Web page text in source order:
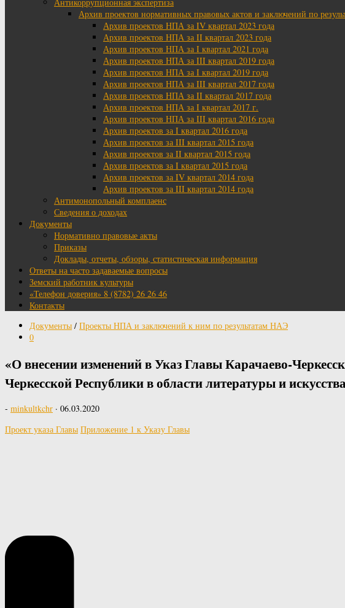
Антикоррупционная экспертиза
Архив проектов нормативных правовых актов и заключений по
Архив проектов НПА за IV квартал 2023 года
Архив проектов НПА за II квартал 2023 года
Архив проектов НПА за I квартал 2021 года
Архив проектов НПА за III квартал 2019 года
Архив проектов НПА за I квартал 2019 года
Архив проектов НПА за III квартал 2017 года
Архив проектов НПА за II квартал 2017 года
Архив проектов НПА за I квартал 2017 г.
Архив проектов НПА за III квартал 2016 года
Архив проектов за I квартал 2016 года
Архив проектов за III квартал 2015 года
Архив проектов за II квартал 2015 года
Архив проектов за I квартал 2015 года
Архив проектов за IV квартал 2014 года
Архив проектов за III квартал 2014 года
Антимонопольный комплаенс
Сведения о доходах
Документы
Нормативно правовые акты
Приказы
Доклады, отчеты, обзоры, статистическая информация
Ответы на часто задаваемые вопросы
Земский работник культуры
«Телефон доверия» 8 (8782) 26 26 46
Контакты
Документы / Проекты НПА и заключений к ним по результатам НАЭ
0
«О внесении изменений в Указ Главы Карачаево-
Черкесской Республики в области литературы и
- minkultkchr · 06.03.2020
Проект указа Главы Приложение 1 к Указу Главы